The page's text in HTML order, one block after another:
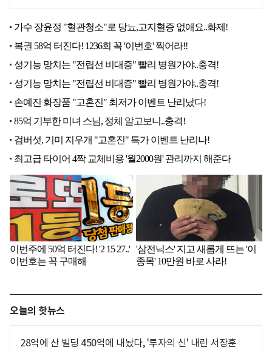
오늘의 핫뉴스
28억에 산 빌딩 450억에 내놨다, '투자의 신' 내린 서장훈